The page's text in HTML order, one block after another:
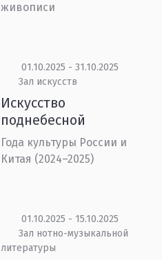
живописи
01.10.2025 - 31.10.2025
Зал искусств
Искусство
поднебесной
Года культуры России и
Китая (2024–2025)
01.10.2025 - 15.10.2025
Зал нотно-музыкальной
литературы